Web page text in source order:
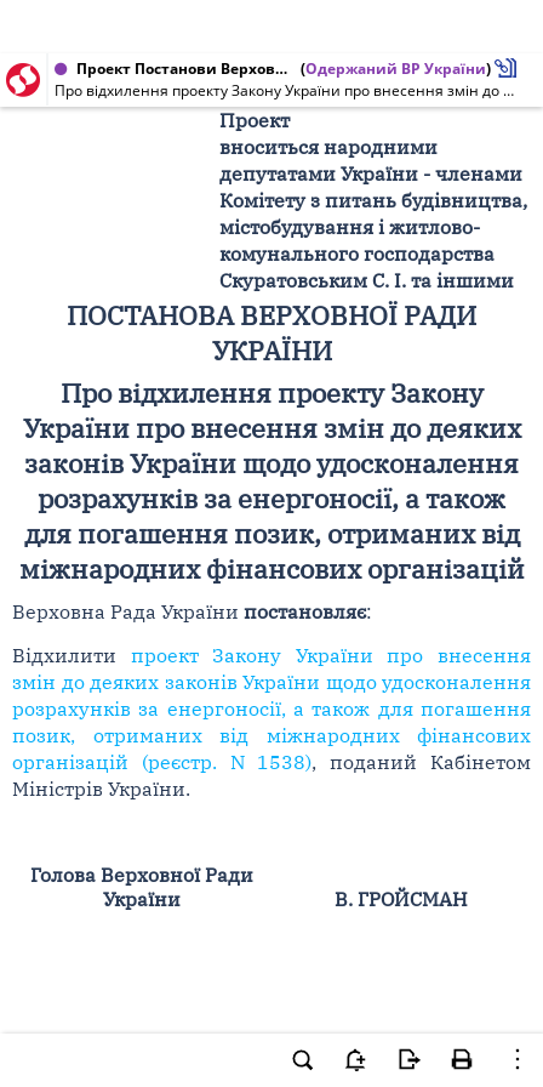
Проект Постанови Верховної Ради України від 24.12.2014 № 1538/П (Одержаний ВР України)
Про відхилення проекту Закону України про внесення змін до деяких законів України щодо удосконалення розрахунків за енергоносії, а також для погашення позик, отриманих від міжнародних фінансових організацій